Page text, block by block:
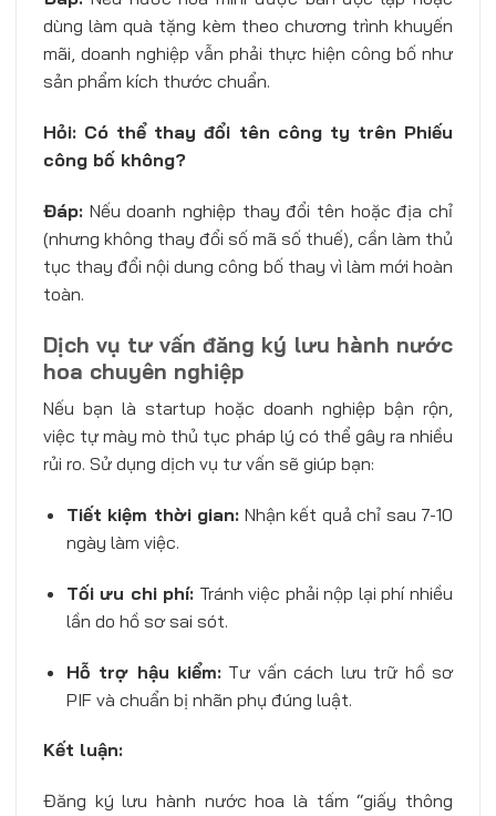
dùng làm quà tặng kèm theo chương trình khuyến
mãi, doanh nghiệp vẫn phải thực hiện công bố như
sản phẩm kích thước chuẩn.
Hỏi: Có thể thay đổi tên công ty trên Phiếu
công bố không?
Đáp: Nếu doanh nghiệp thay đổi tên hoặc địa chỉ
(nhưng không thay đổi số mã số thuế), cần làm thủ
tục thay đổi nội dung công bố thay vì làm mới hoàn
toàn.
Dịch vụ tư vấn đăng ký lưu hành nước
hoa chuyên nghiệp
Nếu bạn là startup hoặc doanh nghiệp bận rộn,
việc tự mày mò thủ tục pháp lý có thể gây ra nhiều
rủi ro. Sử dụng dịch vụ tư vấn sẽ giúp bạn:
Tiết kiệm thời gian: Nhận kết quả chỉ sau 7-10
ngày làm việc.
Tối ưu chi phí: Tránh việc phải nộp lại phí nhiều
lần do hồ sơ sai sót.
Hỗ trợ hậu kiểm: Tư vấn cách lưu trữ hồ sơ
PIF và chuẩn bị nhãn phụ đúng luật.
Kết luận:
Đăng ký lưu hành nước hoa là tấm “giấy thông